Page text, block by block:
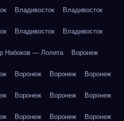
Владивосток Владивосток
Владивосток Владивосток
Набоков — Лолита Воронеж
Воронеж Воронеж Воронеж
Воронеж Воронеж Воронеж
Воронеж Воронеж Воронеж